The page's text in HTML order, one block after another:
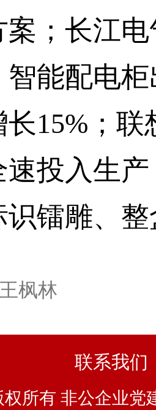
案；长江
智能配电
长15%；
投入生
识镭雕、
枫林
联系我们
权所有 非公企业党